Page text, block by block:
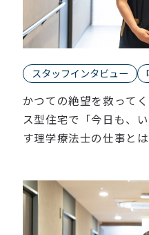
スタッフインタビュー
かつての絶望を救って
ス型住宅で「今日も、
す理学療法士の仕事とは